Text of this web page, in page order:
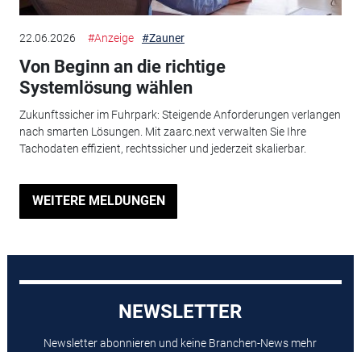
22.06.2026 #Anzeige #Zauner
Von Beginn an die richtige
Systemlösung wählen
Zukunftssicher im Fuhrpark: Steigende Anforderungen verlangen
nach smarten Lösungen. Mit zaarc.next verwalten Sie Ihre
Tachodaten effizient, rechtssicher und jederzeit skalierbar.
WEITERE MELDUNGEN
NEWSLETTER
Newsletter abonnieren und keine Branchen-News mehr